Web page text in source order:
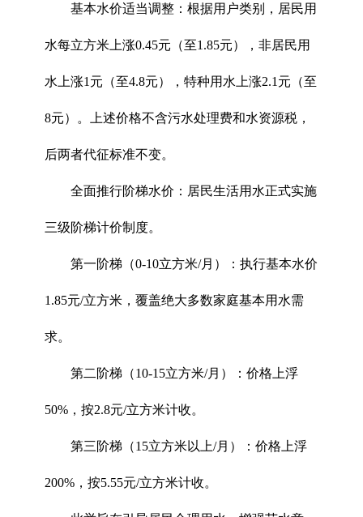
基本水价适当调整：根据用户类别，居民用
水每立方米上涨0.45元（至1.85元），非居民用
水上涨1元（至4.8元），特种用水上涨2.1元（至
8元）。上述价格不含污水处理费和水资源税，
后两者代征标准不变。
全面推行阶梯水价：居民生活用水正式实施
三级阶梯计价制度。
第一阶梯（0-10立方米/月）：执行基本水价
1.85元/立方米，覆盖绝大多数家庭基本用水需
求。
第二阶梯（10-15立方米/月）：价格上浮
50%，按2.8元/立方米计收。
第三阶梯（15立方米以上/月）：价格上浮
200%，按5.55元/立方米计收。